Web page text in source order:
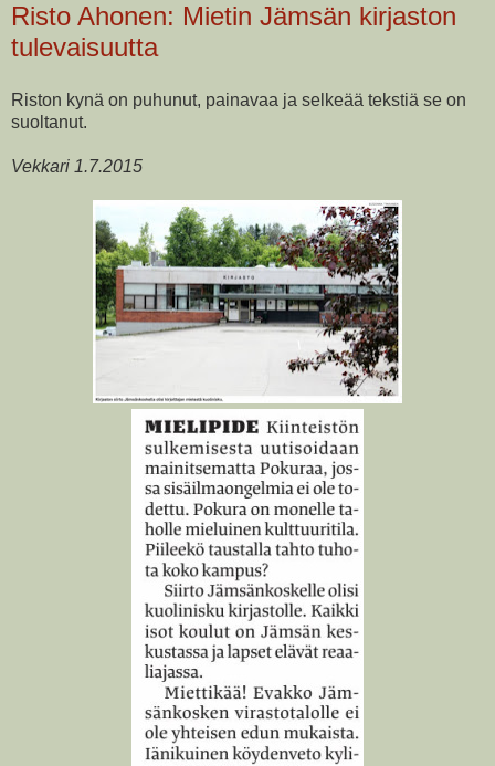
Risto Ahonen: Mietin Jämsän kirjaston
tulevaisuutta
Riston kynä on puhunut, painavaa ja selkeää tekstiä se on
suoltanut.
Vekkari 1.7.2015